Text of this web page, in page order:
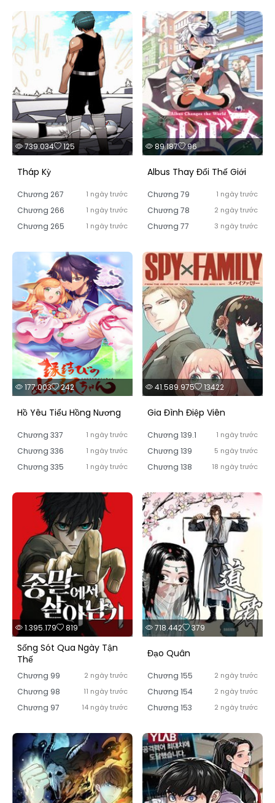
739.034 125
Tháp Kỳ
Chương 267 1 ngày trước
Chương 266 1 ngày trước
Chương 265 1 ngày trước
89.187 96
Albus Thay Đổi Thế Giới
Chương 79 1 ngày trước
Chương 78 2 ngày trước
Chương 77 3 ngày trước
177.003 242
Hồ Yêu Tiểu Hồng Nương
Chương 337 1 ngày trước
Chương 336 1 ngày trước
Chương 335 1 ngày trước
41.589.975 13422
Gia Đình Điệp Viên
Chương 139.1 1 ngày trước
Chương 139 5 ngày trước
Chương 138 18 ngày trước
1.395.179 819
Sống Sót Qua Ngày Tận
Thế
Chương 99 2 ngày trước
Chương 98 11 ngày trước
Chương 97 14 ngày trước
718.442 379
Đạo Quân
Chương 155 2 ngày trước
Chương 154 2 ngày trước
Chương 153 2 ngày trước